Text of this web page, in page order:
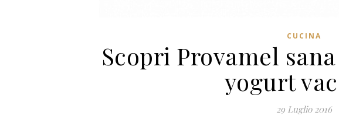
CUCINA
Scopri Provamel
yogurt
29 Luglio 2016